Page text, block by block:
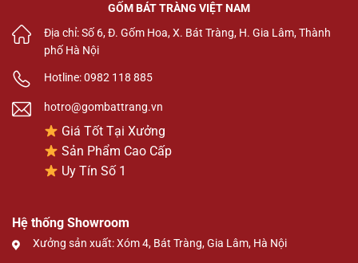
GỐM BÁT TRÀNG VIỆT NAM
Địa chỉ: Số 6, Đ. Gốm Hoa, X. Bát Tràng, H. Gia Lâm, Thành
phố Hà Nội
Hotline: 0982 118 885
hotro@gombattrang.vn
Giá Tốt Tại Xưởng
Sản Phẩm Cao Cấp
Uy Tín Số 1
Hệ thống Showroom
Xưởng sản xuất: Xóm 4, Bát Tràng, Gia Lâm, Hà Nội